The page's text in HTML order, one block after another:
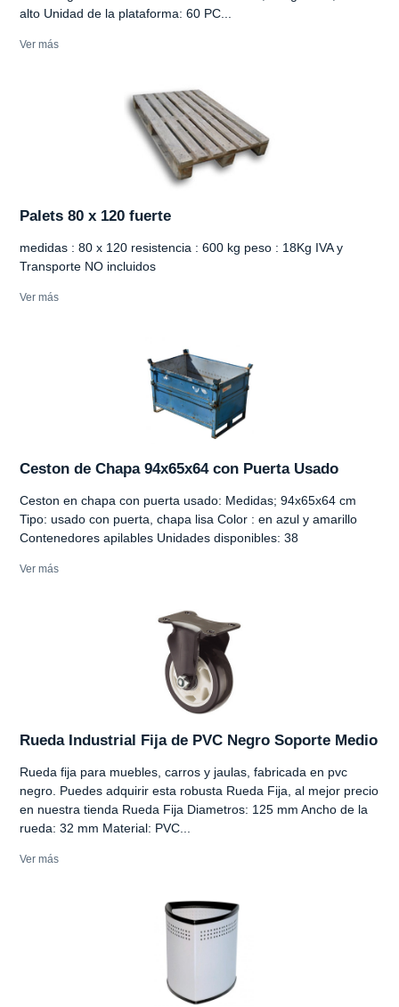
alto Unidad de la plataforma: 60 PC...
Ver más
Palets 80 x 120 fuerte
medidas : 80 x 120 resistencia : 600 kg peso : 18Kg IVA y
Transporte NO incluidos
Ver más
Ceston de Chapa 94x65x64 con Puerta Usado
Ceston en chapa con puerta usado: Medidas; 94x65x64 cm
Tipo: usado con puerta, chapa lisa Color : en azul y amarillo
Contenedores apilables Unidades disponibles: 38
Ver más
Rueda Industrial Fija de PVC Negro Soporte Medio
Rueda fija para muebles, carros y jaulas, fabricada en pvc
negro. Puedes adquirir esta robusta Rueda Fija, al mejor precio
en nuestra tienda Rueda Fija Diametros: 125 mm Ancho de la
rueda: 32 mm Material: PVC...
Ver más